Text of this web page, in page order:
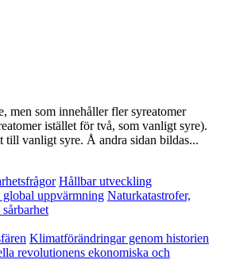
men som innehåller fler syreatomer
istället för två, som vanligt syre).
till vanligt syre. Å andra sidan bildas...
Hållbar utveckling
uppvärmning Naturkatastrofer,
Klimatförändringar genom historien
revolutionens ekonomiska och